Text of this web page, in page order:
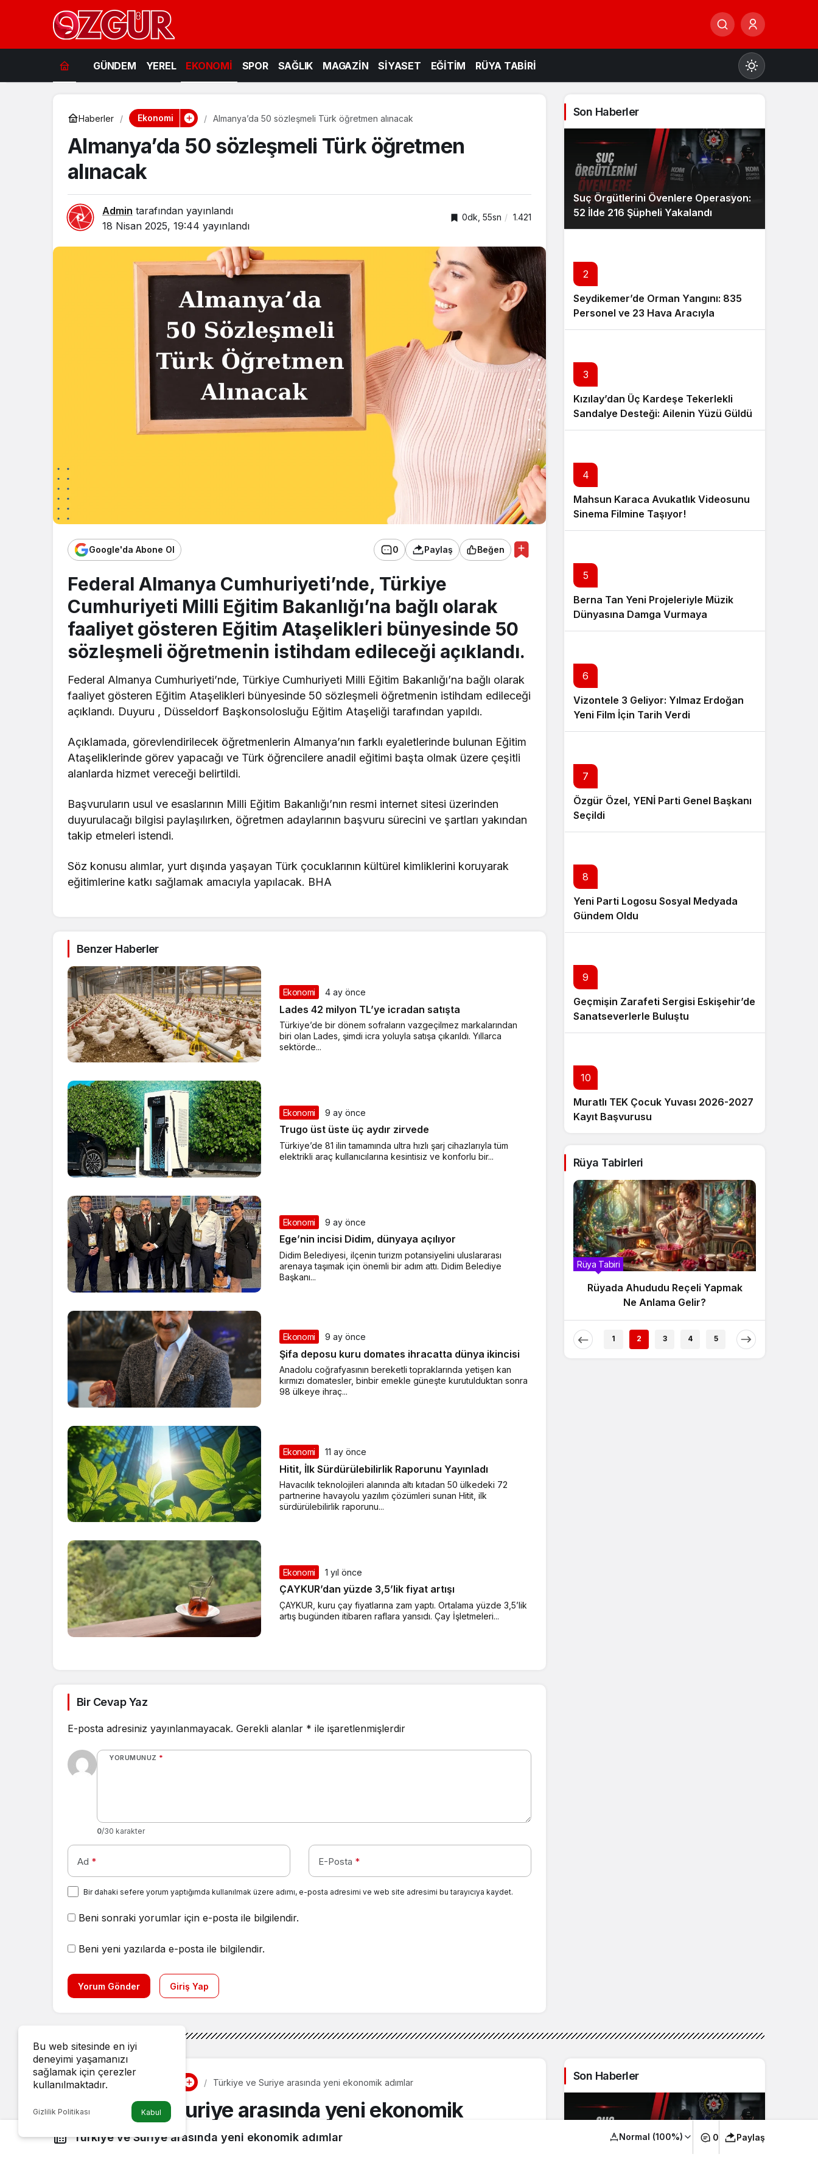
GÜNDEM YEREL EKONOMİ SPOR SAĞLIK MAGAZİN SİYASET EĞİTİM RÜYA TABİRİ
Gündüz Modu
Gündüz modunu seçin.
Gece Modu
Haberler Ekonomi Almanya’da 50 sözleşmeli Türk öğretmen alınacak
Almanya’da 50 sözleşmeli Türk öğretmen
alınacak
Admin tarafından yayınlandı
18 Nisan 2025, 19:44 yayınlandı
0dk, 55sn 1.421
Google'da Abone Ol 0 Paylaş Beğen
Federal Almanya Cumhuriyeti’nde, Türkiye
Cumhuriyeti Milli Eğitim Bakanlığı’na bağlı olarak
faaliyet gösteren Eğitim Ataşelikleri bünyesinde 50
sözleşmeli öğretmenin istihdam edileceği açıklandı.
Federal Almanya Cumhuriyeti’nde, Türkiye Cumhuriyeti Milli Eğitim Bakanlığı’na bağlı olarak
faaliyet gösteren Eğitim Ataşelikleri bünyesinde 50 sözleşmeli öğretmenin istihdam edileceği
açıklandı. Duyuru , Düsseldorf Başkonsolosluğu Eğitim Ataşeliği tarafından yapıldı.
Açıklamada, görevlendirilecek öğretmenlerin Almanya’nın farklı eyaletlerinde bulunan Eğitim
Ataşeliklerinde görev yapacağı ve Türk öğrencilere anadil eğitimi başta olmak üzere çeşitli
alanlarda hizmet vereceği belirtildi.
Başvuruların usul ve esaslarının Milli Eğitim Bakanlığı’nın resmi internet sitesi üzerinden
duyurulacağı bilgisi paylaşılırken, öğretmen adaylarının başvuru sürecini ve şartları yakından
takip etmeleri istendi.
Söz konusu alımlar, yurt dışında yaşayan Türk çocuklarının kültürel kimliklerini koruyarak
eğitimlerine katkı sağlamak amacıyla yapılacak. BHA
Benzer Haberler
Ekonomi 4 ay önce
Lades 42 milyon TL’ye icradan satışta
Türkiye’de bir dönem sofraların vazgeçilmez markalarından
biri olan Lades, şimdi icra yoluyla satışa çıkarıldı. Yıllarca
sektörde...
Ekonomi 9 ay önce
Trugo üst üste üç aydır zirvede
Türkiye’de 81 ilin tamamında ultra hızlı şarj cihazlarıyla tüm
elektrikli araç kullanıcılarına kesintisiz ve konforlu bir...
Ekonomi 9 ay önce
Ege’nin incisi Didim, dünyaya açılıyor
Didim Belediyesi, ilçenin turizm potansiyelini uluslararası
arenaya taşımak için önemli bir adım attı. Didim Belediye
Başkanı...
Ekonomi 9 ay önce
Şifa deposu kuru domates ihracatta dünya ikincisi
Anadolu coğrafyasının bereketli topraklarında yetişen kan
kırmızı domatesler, binbir emekle güneşte kurutulduktan sonra
98 ülkeye ihraç...
Ekonomi 11 ay önce
Hitit, İlk Sürdürülebilirlik Raporunu Yayınladı
Havacılık teknolojileri alanında altı kıtadan 50 ülkedeki 72
partnerine havayolu yazılım çözümleri sunan Hitit, ilk
sürdürülebilirlik raporunu...
Ekonomi 1 yıl önce
ÇAYKUR’dan yüzde 3,5’lik fiyat artışı
ÇAYKUR, kuru çay fiyatlarına zam yaptı. Ortalama yüzde 3,5’lik
artış bugünden itibaren raflara yansıdı. Çay İşletmeleri...
Bir Cevap Yaz
E-posta adresiniz yayınlanmayacak. Gerekli alanlar * ile işaretlenmişlerdir
YORUMUNUZ *
0/30 karakter
Ad * E-Posta *
Bir dahaki sefere yorum yaptığımda kullanılmak üzere adımı, e-posta adresimi ve web site adresimi bu tarayıcıya kaydet.
Beni sonraki yorumlar için e-posta ile bilgilendir.
Beni yeni yazılarda e-posta ile bilgilendir.
Yorum Gönder Giriş Yap
Son Haberler
Suç Örgütlerini Övenlere Operasyon:
52 İlde 216 Şüpheli Yakalandı
2
Seydikemer’de Orman Yangını: 835
Personel ve 23 Hava Aracıyla
Müdahale Sürüyor
3
Kızılay’dan Üç Kardeşe Tekerlekli
Sandalye Desteği: Ailenin Yüzü Güldü
4
Mahsun Karaca Avukatlık Videosunu
Sinema Filmine Taşıyor!
5
Berna Tan Yeni Projeleriyle Müzik
Dünyasına Damga Vurmaya
Hazırlanıyor
6
Vizontele 3 Geliyor: Yılmaz Erdoğan
Yeni Film İçin Tarih Verdi
7
Özgür Özel, YENİ Parti Genel Başkanı
Seçildi
8
Yeni Parti Logosu Sosyal Medyada
Gündem Oldu
9
Geçmişin Zarafeti Sergisi Eskişehir’de
Sanatseverlerle Buluştu
10
Muratlı TEK Çocuk Yuvası 2026-2027
Kayıt Başvurusu
Rüya Tabirleri
Rüya Tabiri Rüya Tabiri
Rüyada Ahududu Reçeli Yapmak
Ne Anlama Gelir?
1 2 3 4 5
Haberler Türkiye ve Suriye arasında yeni ekonomik adımlar
Türkiye ve Suriye arasında yeni ekonomik
adımlar
Türkiye ve Suriye arasında yeni ekonomik adımlar Normal (100%) 0 Paylaş
Son Haberler
Bu web sitesinde en iyi
deneyimi yaşamanızı
sağlamak için çerezler
kullanılmaktadır.
Gizlilik Politikası Kabul